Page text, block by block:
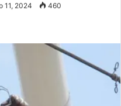
11, 2024 460